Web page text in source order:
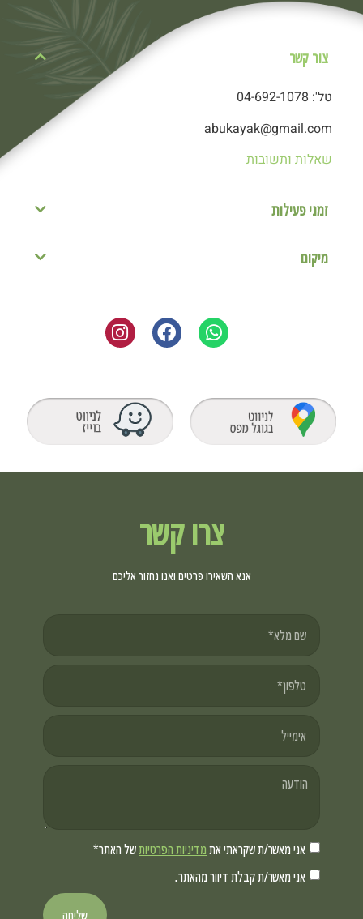
צור קשר
טל': 04-692-1078
abukayak@gmail.com
שאלות ותשובות
זמני פעילות
מיקום
צרו קשר
אנא השאירו פרטים ואנו נחזור אליכם
אני מאשר/ת שקראתי אתמדיניות הפרטיותשל האתר*
אני מאשר/ת קבלת דיוור מהאתר.
שליחה